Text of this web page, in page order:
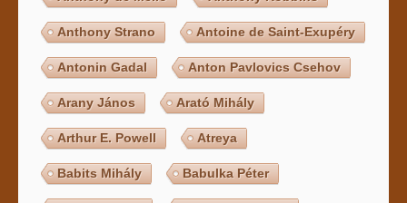
Anthony Strano Antoine de Saint-Exupéry
Antonin Gadal Anton Pavlovics Csehov
Arany János Arató Mihály
Arthur E. Powell Atreya
Babits Mihály Babulka Péter